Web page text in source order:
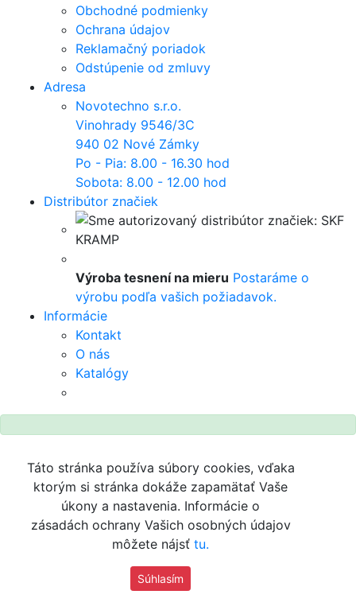
Obchodné podmienky
Ochrana údajov
Reklamačný poriadok
Odstúpenie od zmluvy
Adresa
Novotechno s.r.o.
Vinohrady 9546/3C
940 02 Nové Zámky
Po - Pia: 8.00 - 16.30 hod
Sobota: 8.00 - 12.00 hod
Distribútor značiek
Výroba tesnení na mieru Postaráme o
výrobu podľa vašich požiadavok.
Informácie
Kontakt
O nás
Katalógy
Táto stránka používa súbory cookies, vďaka
ktorým si stránka dokáže zapamätať Vaše
úkony a nastavenia. Informácie o
zásadách ochrany Vašich osobných údajov
môžete nájsť tu.
Súhlasím